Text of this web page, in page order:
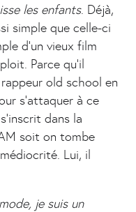
les enfants. Déjà,
simple que celle-ci
d’un vieux film
Parce qu’il
rappeur old school en
s’attaquer à ce
dans la
soit on tombe
Lui, il
je suis un